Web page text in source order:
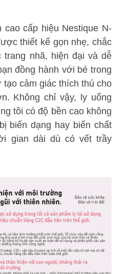
cấp hiệu Nestique N-
thiết kế gọn nhẹ, chắc
trang nhã, hiện đại và dễ
đồng hành với bé trong
cảm giác thích thú cho
Không chỉ vậy, ly uống
tôi có độ bền cao không
biến dạng hay biến chất
gian dài dù có vết trầy